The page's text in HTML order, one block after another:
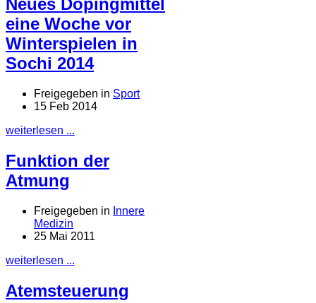
Neues Dopingmittel
eine Woche vor
Winterspielen in
Sochi 2014
Freigegeben in Sport
15 Feb 2014
weiterlesen ...
Funktion der
Atmung
Freigegeben in Innere
Medizin
25 Mai 2011
weiterlesen ...
Atemsteuerung